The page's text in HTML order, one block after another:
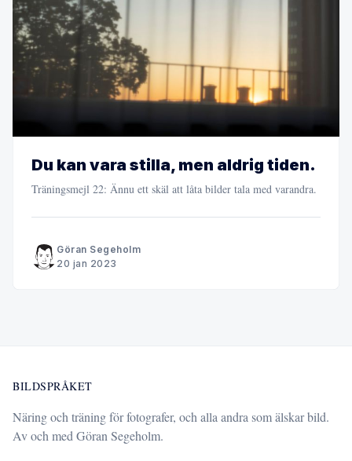
Du kan vara stilla, men aldrig tiden.
Träningsmejl 22: Ännu ett skäl att låta bilder tala med varandra.
Göran Segeholm
20 jan 2023
BILDSPRÅKET
Näring och träning för fotografer, och alla andra som älskar bild.
Av och med Göran Segeholm.